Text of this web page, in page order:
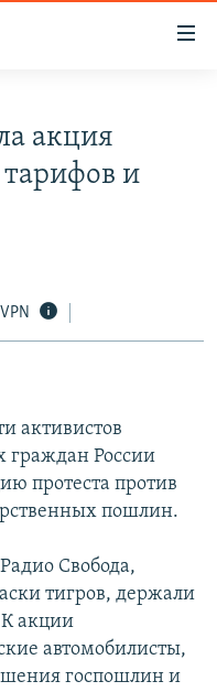
акция
и
активистов
граждан России
протеста против
пошлин.
Свобода,
тигров, держали
К акции
автомобилисты,
госпошлин и